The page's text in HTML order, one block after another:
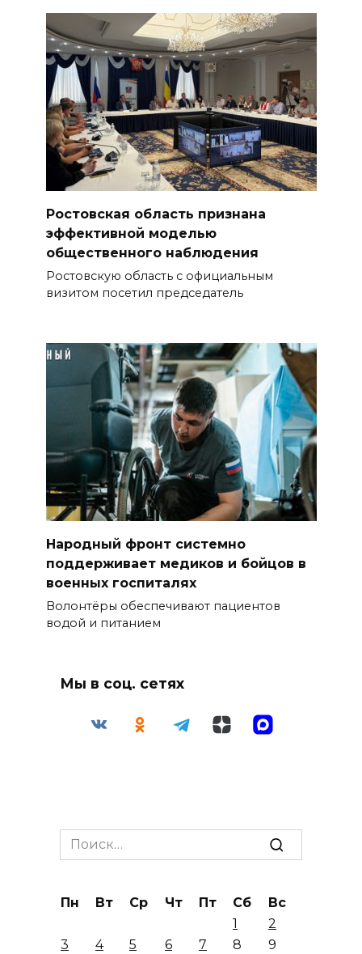
Ростовская область признана
эффективной моделью
общественного наблюдения
Ростовскую область с официальным
визитом посетил председатель
Народный фронт системно
поддерживает медиков и бойцов в
военных госпиталях
Волонтёры обеспечивают пациентов
водой и питанием
Мы в соц. сетях
Search
for:
Пн Вт Ср Чт Пт Сб
Вс
1
2
3
4 5 6 7 8
9